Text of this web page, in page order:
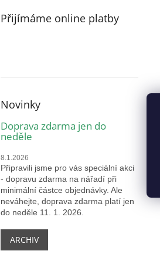
Přijímáme online platby
Novinky
Doprava zdarma jen do
neděle
8.1.2026
Připravili jsme pro vás speciální akci
- dopravu zdarma na nářadí při
minimální částce objednávky. Ale
neváhejte, doprava zdarma platí jen
do neděle 11. 1. 2026.
ARCHIV